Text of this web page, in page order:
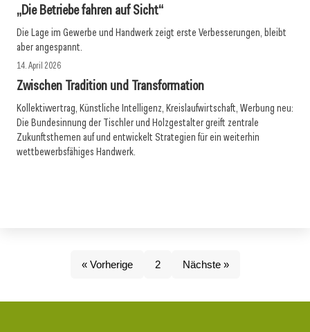
„Die Betriebe fahren auf Sicht“
Die Lage im Gewerbe und Handwerk zeigt erste Verbesserungen, bleibt
aber angespannt.
14. April 2026
Zwischen Tradition und Transformation
Kollektivvertrag, Künstliche Intelligenz, Kreislaufwirtschaft, Werbung neu:
Die Bundesinnung der Tischler und Holzgestalter greift zentrale
Zukunftsthemen auf und entwickelt Strategien für ein weiterhin
wettbewerbsfähiges Handwerk.
« Vorherige 2 Nächste »